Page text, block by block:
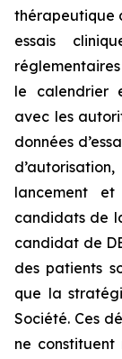
thérapeutique
essais
le calendrier
avec les
données
lancement
candidats de
candidat de
des patients
que la
Société. Ces
ne